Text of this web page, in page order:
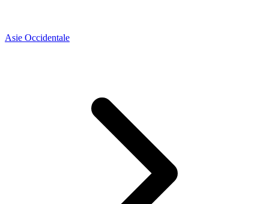
Asie Occidentale